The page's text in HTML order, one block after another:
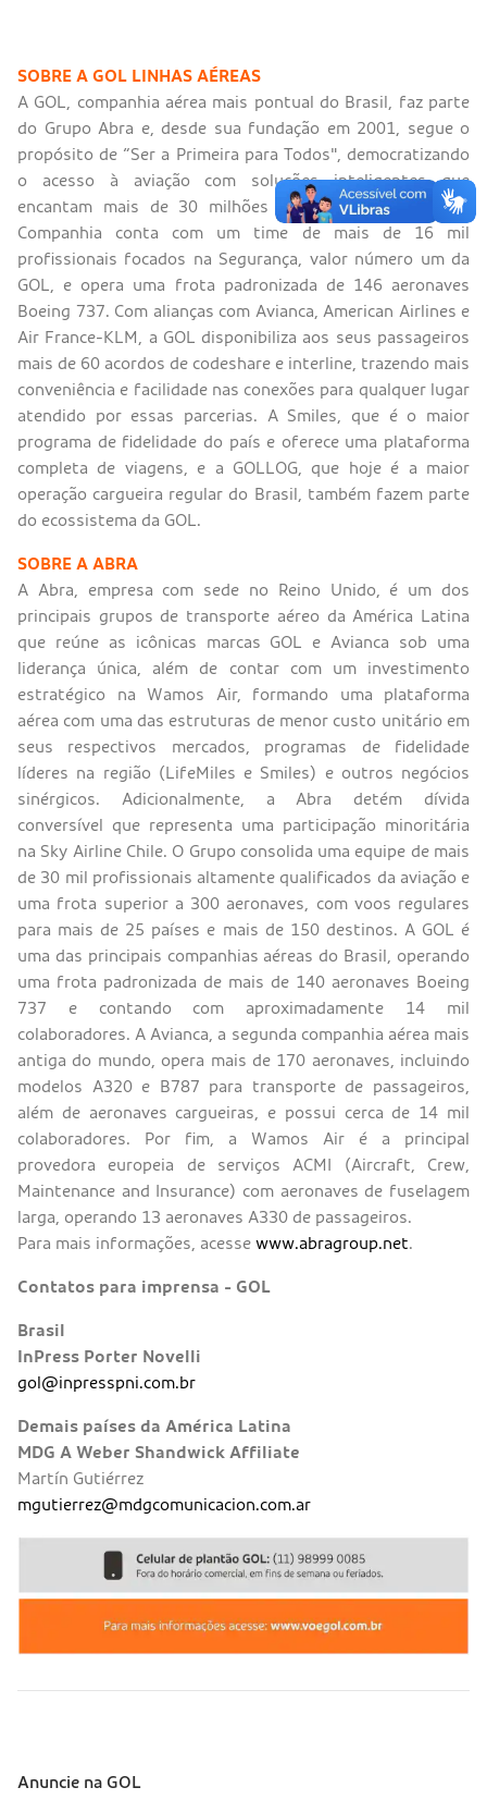
SOBRE A GOL LINHAS AÉREAS
A GOL, companhia aérea mais pontual do Brasil, faz parte
do Grupo Abra e, desde sua fundação em 2001, segue o
propósito de “Ser a Primeira para Todos", democratizando
o acesso à aviação com soluções inteligentes que
encantam mais de 30 milhões de clientes por ano. A
Companhia conta com um time de mais de 16 mil
profissionais focados na Segurança, valor número um da
GOL, e opera uma frota padronizada de 146 aeronaves
Boeing 737. Com alianças com Avianca, American Airlines e
Air France-KLM, a GOL disponibiliza aos seus passageiros
mais de 60 acordos de codeshare e interline, trazendo mais
conveniência e facilidade nas conexões para qualquer lugar
atendido por essas parcerias. A Smiles, que é o maior
programa de fidelidade do país e oferece uma plataforma
completa de viagens, e a GOLLOG, que hoje é a maior
operação cargueira regular do Brasil, também fazem parte
do ecossistema da GOL.
SOBRE A ABRA
A Abra, empresa com sede no Reino Unido, é um dos
principais grupos de transporte aéreo da América Latina
que reúne as icônicas marcas GOL e Avianca sob uma
liderança única, além de contar com um investimento
estratégico na Wamos Air, formando uma plataforma
aérea com uma das estruturas de menor custo unitário em
seus respectivos mercados, programas de fidelidade
líderes na região (LifeMiles e Smiles) e outros negócios
sinérgicos. Adicionalmente, a Abra detém dívida
conversível que representa uma participação minoritária
na Sky Airline Chile. O Grupo consolida uma equipe de mais
de 30 mil profissionais altamente qualificados da aviação e
uma frota superior a 300 aeronaves, com voos regulares
para mais de 25 países e mais de 150 destinos. A GOL é
uma das principais companhias aéreas do Brasil, operando
uma frota padronizada de mais de 140 aeronaves Boeing
737 e contando com aproximadamente 14 mil
colaboradores. A Avianca, a segunda companhia aérea mais
antiga do mundo, opera mais de 170 aeronaves, incluindo
modelos A320 e B787 para transporte de passageiros,
além de aeronaves cargueiras, e possui cerca de 14 mil
colaboradores. Por fim, a Wamos Air é a principal
provedora europeia de serviços ACMI (Aircraft, Crew,
Maintenance and Insurance) com aeronaves de fuselagem
larga, operando 13 aeronaves A330 de passageiros.
Para mais informações, acesse www.abragroup.net.
Contatos para imprensa - GOL
Brasil
InPress Porter Novelli
gol@inpresspni.com.br
Demais países da América Latina
MDG A Weber Shandwick Affiliate
Martín Gutiérrez
mgutierrez@mdgcomunicacion.com.ar
Sobre a Gol (footer)
Anuncie na GOL